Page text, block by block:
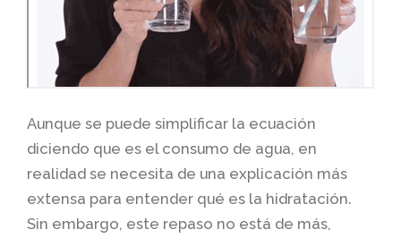
Aunque se puede simplificar la ecuación
diciendo que es el consumo de agua, en
realidad se necesita de una explicación más
extensa para entender qué es la hidratación.
Sin embargo, este repaso no está de más,